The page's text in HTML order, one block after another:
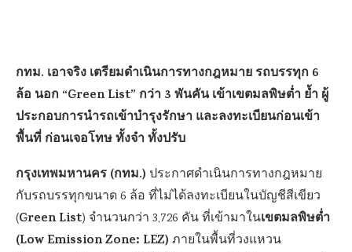
กทม. เอาจริง เตรียมดำเนินการทางกฎหมาย รถบรรทุก 6
ล้อ นอก “Green List” กว่า 3 พันคัน เข้าเขตมลพิษต่ำ ย้ำ ผู้
ประกอบการนำรถเข้าบำรุงรักษา และลงทะเบียนก่อนเข้า
พื้นที่ ก่อนเจอโทษ ทั้งจำ ทั้งปรับ
กรุงเทพมหานคร (กทม.) ประกาศดำเนินการทางกฎหมาย
กับรถบรรทุกขนาด 6 ล้อ ที่ไม่ได้ลงทะเบียนในบัญชีสีเขียว
(Green List) จำนวนกว่า 3,726 คัน ที่เข้ามาในเขตมลพิษต่ำ
(Low Emission Zone: LEZ) ภายในพื้นที่วงแหวน